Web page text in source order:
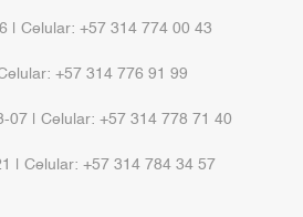
| Celular: +57 314 774 00 43
+57 314 776 91 99
07 | Celular: +57 314 778 71 40
| Celular: +57 314 784 34 57